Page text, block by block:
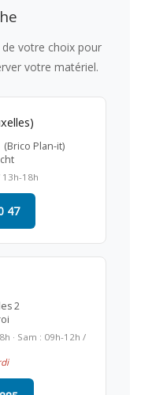
votre choix pour
votre matériel.
Plan-it)
13h-18h
47
2
· Sam : 09h-12h /